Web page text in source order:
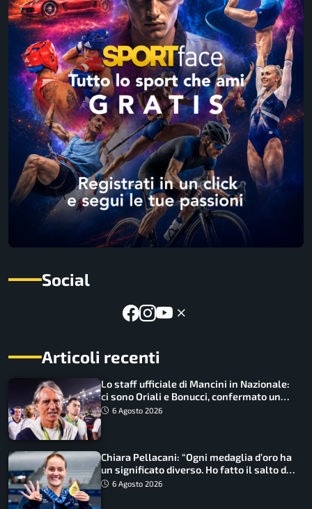
Social
Articoli recenti
Lo staff ufficiale di Mancini in Nazionale:
ci sono Oriali e Bonucci, confermato un
ritorno
6 Agosto 2026
Chiara Pellacani: “Ogni medaglia d’oro ha
un significato diverso. Ho fatto il salto di
qualità”
6 Agosto 2026